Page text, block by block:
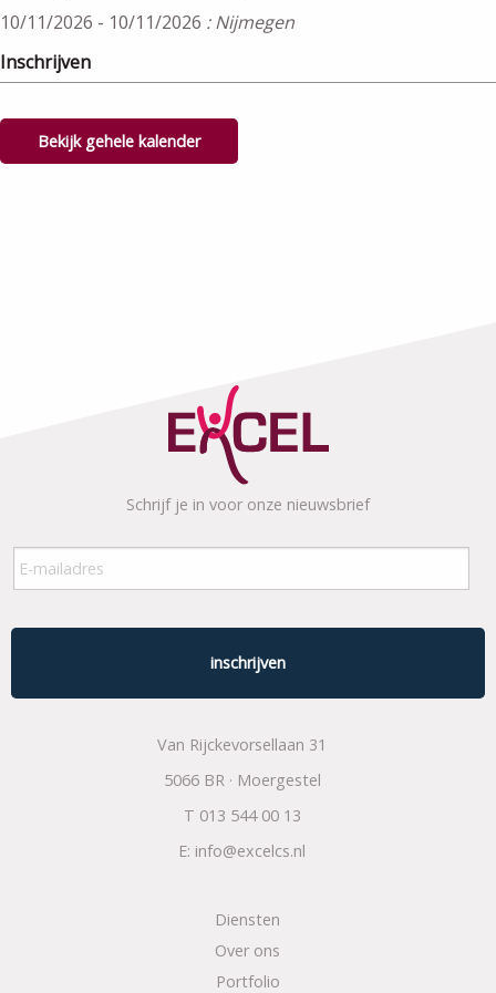
10/11/2026 - 10/11/2026 : Nijmegen
Inschrijven
Bekijk gehele kalender
Schrijf je in voor onze nieuwsbrief
E-
mailadres
*
Van Rijckevorsellaan 31
5066 BR · Moergestel
T 013 544 00 13
E: info@excelcs.nl
Diensten
Over ons
Portfolio